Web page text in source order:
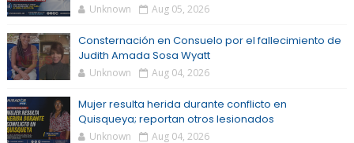
Unknown Aug 05, 2026
Consternación en Consuelo por el fallecimiento de
Judith Amada Sosa Wyatt
Unknown Aug 04, 2026
Mujer resulta herida durante conflicto en
Quisqueya; reportan otros lesionados
Unknown Aug 04, 2026